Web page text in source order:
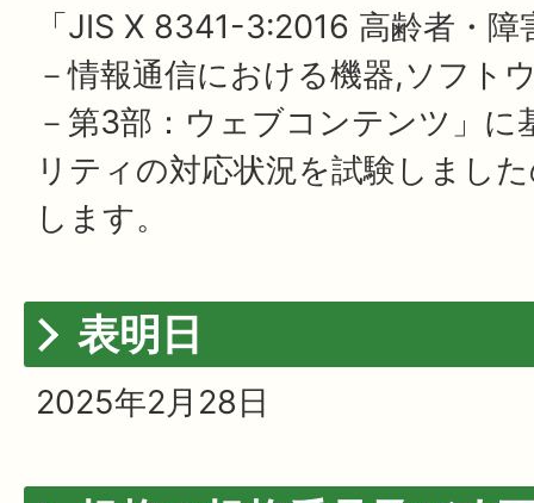
「JIS X 8341-3:2016 高齢者・
－情報通信における機器,ソフト
－第3部：ウェブコンテンツ」
リティの対応状況を試験しまし
します。
表明日
2025年2月28日